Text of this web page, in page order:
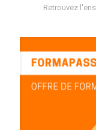
Retrouvez